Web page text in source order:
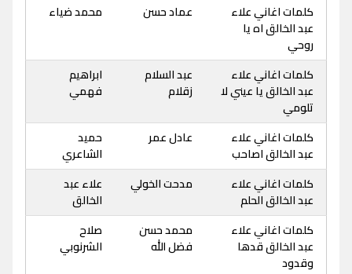
كلمات اغاني علاء
عبد الخالق اه يا
روحي
عماد حسن محمد ضياء
كلمات اغاني علاء
عبد الخالق يا عيني لا
تلومي
عبد السلام
زقلام
ابراهيم
فهمي
كلمات اغاني علاء
عبد الخالق اصاحب
عادل عمر
حميد
الشاعري
كلمات اغاني علاء
عبد الخالق الحلم
مدحت الخولي
علاء عبد
الخالق
كلمات اغاني علاء
عبد الخالق قدها
وقدود
محمد حسن
فضل الله
صلاح
الشرنوبي